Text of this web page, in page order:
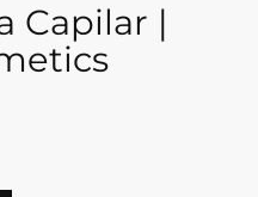
Capilar |